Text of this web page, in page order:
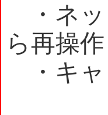
・ネッ
ら再操
・キャ